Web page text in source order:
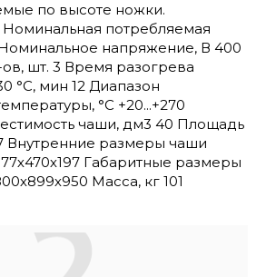
по высоте ножки.
Номинальная потребляемая
напряжение, В 400
шт. 3 Время разогрева
°C, мин 12 Диапазон
°C +20...+270
чаши, дм3 40 Площадь
Внутренние размеры чаши
Габаритные размеры
Масса, кг 101